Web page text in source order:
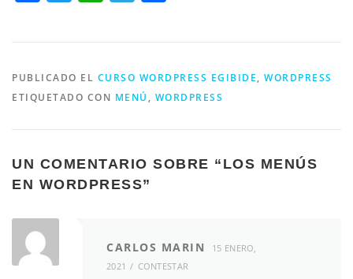
PUBLICADO EL CURSO WORDPRESS EGIBIDE, WORDPRESS
ETIQUETADO CON MENÚ, WORDPRESS
UN COMENTARIO SOBRE “ LOS MENÚS
EN WORDPRESS”
CARLOS MARIN
15 ENERO,
2021
CONTESTAR